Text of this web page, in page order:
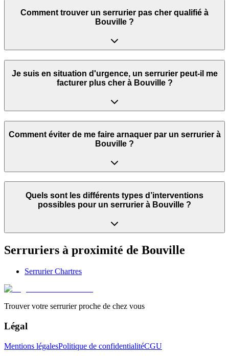
Comment trouver un serrurier pas cher qualifié à
Bouville ?
Je suis en situation d'urgence, un serrurier peut‑il me
facturer plus cher à Bouville ?
Comment éviter de me faire arnaquer par un serrurier à
Bouville ?
Quels sont les différents types d’interventions
possibles pour un serrurier à Bouville ?
Serruriers à proximité de Bouville
SerrurierChartres
Trouver votre serrurier proche de chez vous
Légal
Mentions légalesPolitique de confidentialitéCGU